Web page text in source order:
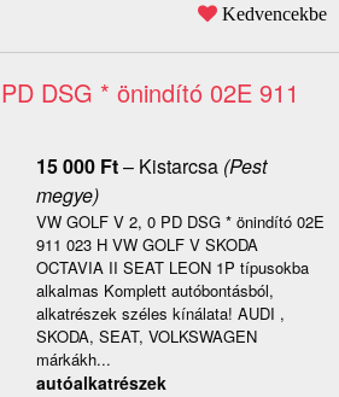
Kedvencekbe
DSG * önindító 02E 911
15 000 Ft– Kistarcsa(Pest
megye)
VW GOLF V 2, 0 PD DSG * önindító 02E
911 023 H VW GOLF V SKODA
OCTAVIA II SEAT LEON 1P típusokba
alkalmas Komplett autóbontásból,
alkatrészek széles kínálata! AUDI ,
SKODA, SEAT, VOLKSWAGEN
márkákh...
autóalkatrészek